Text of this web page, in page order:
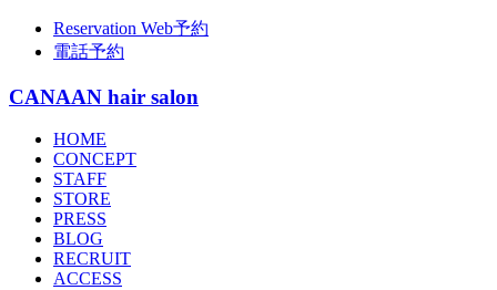
Reservation Web予約
電話予約
CANAAN hair salon
HOME
CONCEPT
STAFF
STORE
PRESS
BLOG
RECRUIT
ACCESS